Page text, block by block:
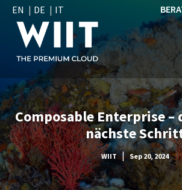
EN DE IT
Composable Enterprise –
nächste
WIIT | Sep 20, 2024